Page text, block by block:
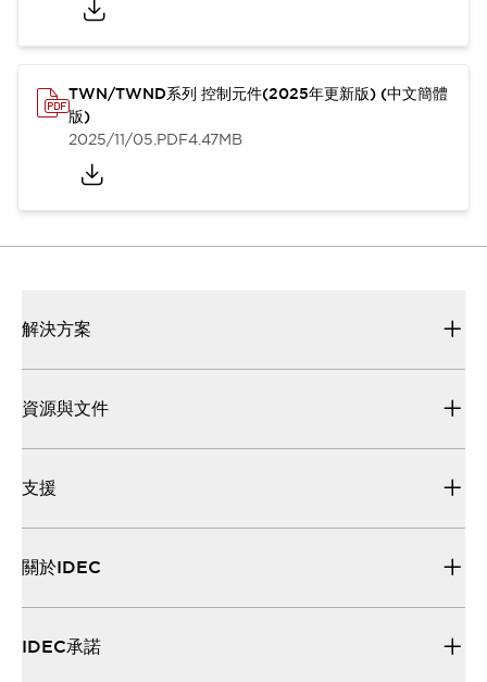
TWN/TWND系列 控制元件(2025年更新版) (中文簡體
版)
2025/11/05.PDF4.47MB
解決方案
資源與文件
支援
關於IDEC
IDEC承諾